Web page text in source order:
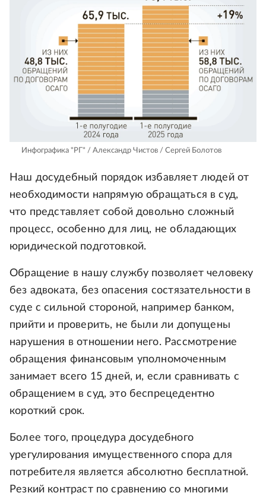
Инфографика "РГ" / Александр Чистов / Сергей Болотов
Наш досудебный порядок избавляет людей от
необходимости напрямую обращаться в суд,
что представляет собой довольно сложный
процесс, особенно для лиц, не обладающих
юридической подготовкой.
Обращение в нашу службу позволяет человеку
без адвоката, без опасения состязательности в
суде с сильной стороной, например банком,
прийти и проверить, не были ли допущены
нарушения в отношении него. Рассмотрение
обращения финансовым уполномоченным
занимает всего 15 дней, и, если сравнивать с
обращением в суд, это беспрецедентно
короткий срок.
Более того, процедура досудебного
урегулирования имущественного спора для
потребителя является абсолютно бесплатной.
Резкий контраст по сравнению со многими